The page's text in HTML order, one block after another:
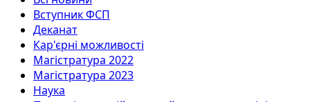
Вступник ФСП
Деканат
Кар'єрні можливості
Магістратура 2022
Магістратура 2023
Наука